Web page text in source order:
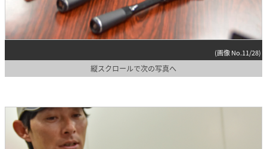
(画像 No.11/28)
縦スクロールで次の写真へ